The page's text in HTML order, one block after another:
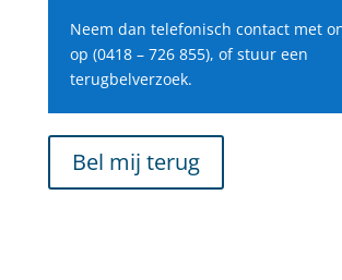
Neem dan telefonisch contact met
op (0418 – 726 855), of stuur een
terugbelverzoek.
Bel mij terug